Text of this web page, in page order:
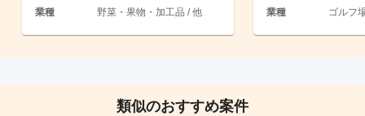
業種
野菜・果物・加工品 / 他
業種
ゴルフ
類似のおすすめ案件